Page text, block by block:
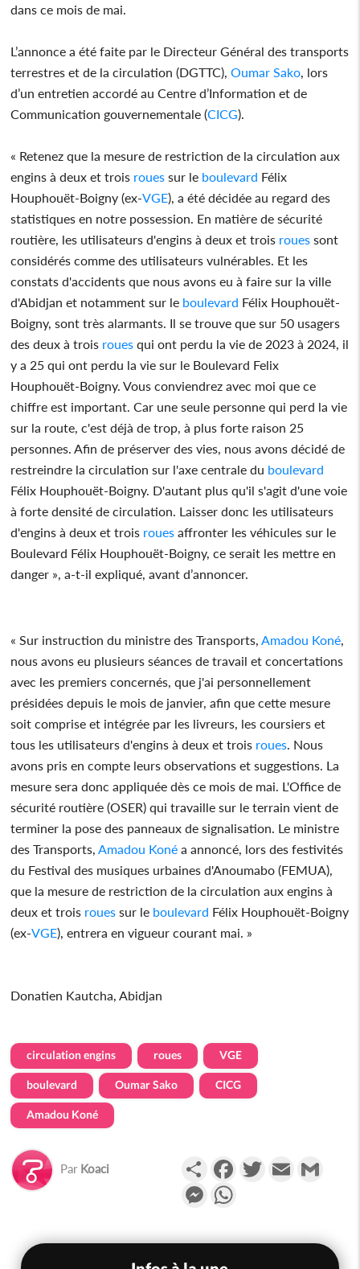
dans ce mois de mai.
L’annonce a été faite par le Directeur Général des transports
terrestres et de la circulation (DGTTC),Oumar Sako , lors
d’un entretien accordé au Centre d’Information et de
Communication gouvernementale (CICG).
« Retenez que la mesure de restriction de la circulation aux
engins à deux et trois roues sur le boulevard Félix
Houphouët-Boigny (ex-VGE), a été décidée au regard des
statistiques en notre possession. En matière de sécurité
routière, les utilisateurs d'engins à deux et trois roues sont
considérés comme des utilisateurs vulnérables. Et les
constats d'accidents que nous avons eu à faire sur la ville
d'Abidjan et notamment sur le boulevard Félix Houphouët-
Boigny, sont très alarmants. Il se trouve que sur 50 usagers
des deux à trois roues qui ont perdu la vie de 2023 à 2024, il
y a 25 qui ont perdu la vie sur le Boulevard Felix
Houphouët-Boigny. Vous conviendrez avec moi que ce
chiffre est important. Car une seule personne qui perd la vie
sur la route, c'est déjà de trop, à plus forte raison 25
personnes. Afin de préserver des vies, nous avons décidé de
restreindre la circulation sur l'axe centrale du boulevard
Félix Houphouët-Boigny. D'autant plus qu'il s'agit d'une voie
à forte densité de circulation. Laisser donc les utilisateurs
d'engins à deux et trois roues affronter les véhicules sur le
Boulevard Félix Houphouët-Boigny, ce serait les mettre en
danger », a-t-il expliqué, avant d’annoncer.
« Sur instruction du ministre des Transports, Amadou Koné
nous avons eu plusieurs séances de travail et concertations
avec les premiers concernés, que j'ai personnellement
présidées depuis le mois de janvier, afin que cette mesure
soit comprise et intégrée par les livreurs, les coursiers et
tous les utilisateurs d'engins à deux et trois roues . Nous
avons pris en compte leurs observations et suggestions. La
mesure sera donc appliquée dès ce mois de mai. L'Office de
sécurité routière (OSER) qui travaille sur le terrain vient de
terminer la pose des panneaux de signalisation. Le ministre
des Transports, Amadou Koné a annoncé, lors des festivités
du Festival des musiques urbaines d'Anoumabo (FEMUA),
que la mesure de restriction de la circulation aux engins à
deux et trois roues sur le boulevard Félix Houphouët-Boigny
(ex-VGE), entrera en vigueur courant mai. »
Donatien Kautcha, Abidjan
circulation engins roues VGE
boulevard Oumar Sako CICG
Amadou Koné
Par Koaci PartagerFacebookTwitterEmail
Messenger